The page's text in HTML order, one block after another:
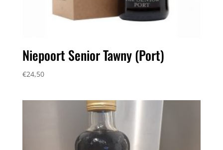
Niepoort Senior Tawny (Port)
€24,50